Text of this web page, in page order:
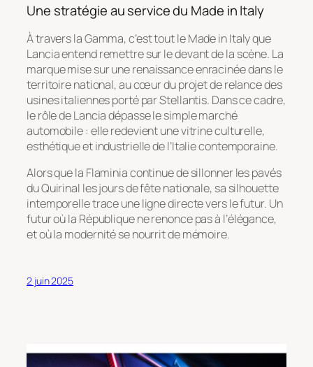
Une stratégie au service du Made in Italy
À travers la Gamma, c’est tout leMade in Italyque
Lancia entend remettre sur le devant de la scène. La
marque mise sur une renaissance enracinée dans le
territoire national, au cœur du projet de relance des
usines italiennes porté par Stellantis. Dans ce cadre,
le rôle de Lancia dépasse le simple marché
automobile : elle redevient une vitrine culturelle,
esthétique et industrielle de l’Italie contemporaine.
Alors que la Flaminia continue de sillonner les pavés
du Quirinal les jours de fête nationale, sa silhouette
intemporelle trace une ligne directe vers le futur. Un
futur où la République ne renonce pas à l’élégance,
et où la modernité se nourrit de mémoire.
2 juin 2025